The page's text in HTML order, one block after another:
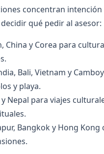
concentran
qué pedir al asesor:
China y Corea para
Bali, Vietnam y
y playa.
Nepal para viajes
Bangkok y Hong Kong